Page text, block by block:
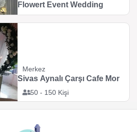
Flowert Event Wedding
Merkez
50 - 150 Kişi
Sivas Aynalı Çarşı Cafe Mor